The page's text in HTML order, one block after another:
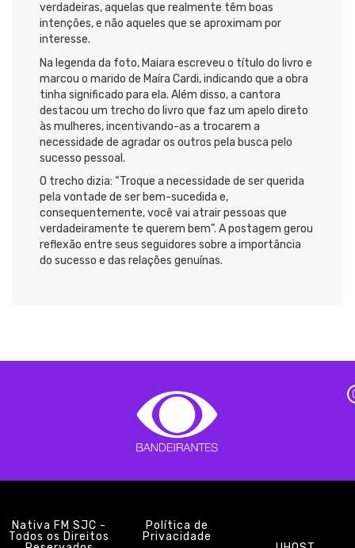
verdadeiras, aquelas que realmente têm boas
intenções, e não aqueles que se aproximam por
interesse.
Na legenda da foto, Maiara escreveu o título do livro e
marcou o marido de Maíra Cardi, indicando que a obra
tinha significado para ela. Além disso, a cantora
destacou um trecho do livro que faz um apelo direto
às mulheres, incentivando-as a trocarem a
necessidade de agradar os outros pela busca pelo
sucesso pessoal.
O trecho dizia: “Troque a necessidade de ser querida
pela vontade de ser bem-sucedida e,
consequentemente, você vai atrair pessoas que
verdadeiramente te querem bem”. A postagem gerou
reflexão entre seus seguidores sobre a importância
do sucesso e das relações genuínas.
Nativa FM SJC -
Todos os Direitos
Política de
Privacidade